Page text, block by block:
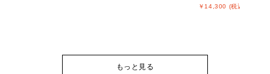
￥14,300 (税込)
もっと見る